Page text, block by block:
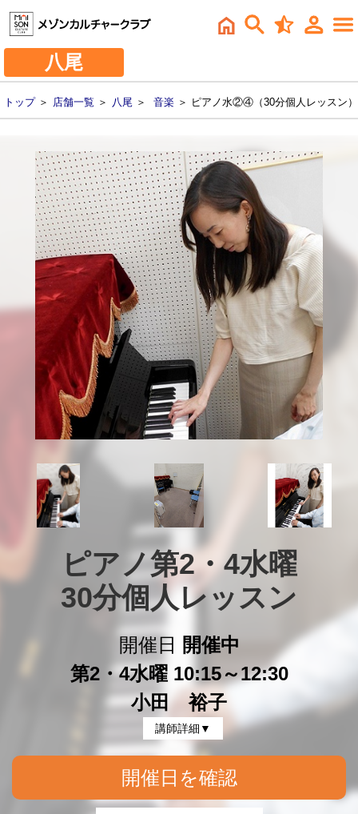
八尾
トップ＞ 店舗一覧 ＞ 八尾 ＞ 音楽 ＞ ピアノ水②④（30分個人レッスン）
ピアノ第2・4水曜
30分個人レッスン
開催日
開催中
第2・4水曜 10:15～12:30
小田 裕子
講師詳細▼
開催日を確認